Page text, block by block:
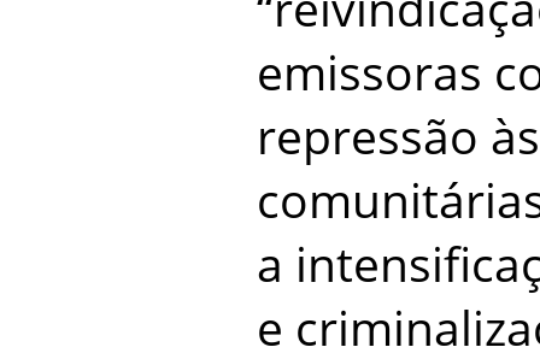
emissoras
repressão
a
e